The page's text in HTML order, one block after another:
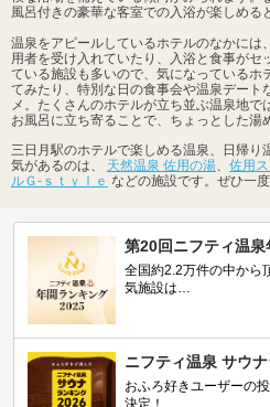
風呂付きの豪華な客室での入浴が楽しめる
温泉をアピールしているホテルのなかには
用者を受け入れていたり、入浴と食事がセ
ている施設も多いので、気になっているホ
てみたり、特別な日の食事会や温泉デート
メ。たくさんのホテルが立ち並ぶ温泉地
お風呂に立ち寄ることで、ちょっとした湯
三日月駅のホテルで楽しめる温泉、日帰り
気があるのは、 天然温泉 佐用の湯、 佐用
ルＧ‐ｓｔｙｌｅ などの施設です。ぜひ一
第20回ニフティ温
全国約2.2万件の中から
気施設は…
ニフティ温泉 サウ
おふろ好きユーザーの
決定！